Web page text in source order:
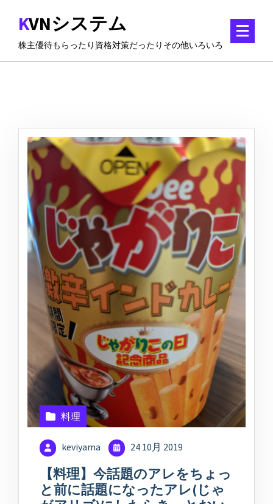
ツ
KVNシステム
株主優待もらったり資格対策だったりその他いろいろ
料理
keviyama 24 10月 2019
【料理】今話題のアレをちょっ
と前に話題になったアレ(じゃ